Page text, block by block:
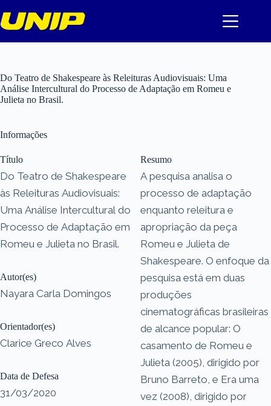
para
o
Do Teatro de Shakespeare às Releituras Audiovisuais: Uma
Análise Intercultural do Processo de Adaptação em Romeu e
Julieta no Brasil.
Informações
Título
Do Teatro de Shakespeare
às Releituras Audiovisuais:
Uma Análise Intercultural do
Processo de Adaptação em
Romeu e Julieta no Brasil.
Autor(es)
Nayara Carla Domingos
Orientador(es)
Clarice Greco Alves
Data de Defesa
31/03/2020
Resumo
A pesquisa analisa o
processo de adaptação
enquanto releitura e
apropriação da peça
Romeu e Julieta de
Shakespeare. O enfoque da
pesquisa está em duas
produções
cinematográficas brasileiras
de alcance popular: O
casamento de Romeu e
Julieta (2005), dirigido por
Bruno Barreto, e Era uma
vez (2008), dirigido por